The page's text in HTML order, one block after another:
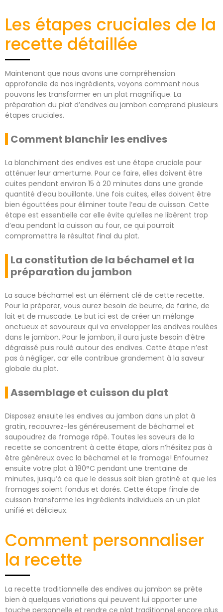
Les étapes cruciales de la
recette détaillée
Maintenant que nous avons une compréhension
approfondie de nos ingrédients, voyons comment nous
pouvons les transformer en un plat magnifique. La
préparation du plat d’endives au jambon comprend plusieurs
étapes cruciales.
Comment blanchir les endives
La blanchiment des endives est une étape cruciale pour
atténuer leur amertume. Pour ce faire, elles doivent être
cuites pendant environ 15 à 20 minutes dans une grande
quantité d’eau bouillante. Une fois cuites, elles doivent être
bien égouttées pour éliminer toute l’eau de cuisson. Cette
étape est essentielle car elle évite qu’elles ne libèrent trop
d’eau pendant la cuisson au four, ce qui pourrait
compromettre le résultat final du plat.
La constitution de la béchamel et la
préparation du jambon
La sauce béchamel est un élément clé de cette recette.
Pour la préparer, vous aurez besoin de beurre, de farine, de
lait et de muscade. Le but ici est de créer un mélange
onctueux et savoureux qui va envelopper les endives roulées
dans le jambon. Pour le jambon, il aura juste besoin d’être
dégraissé puis roulé autour des endives. Cette étape n’est
pas à négliger, car elle contribue grandement à la saveur
globale du plat.
Assemblage et cuisson du plat
Disposez ensuite les endives au jambon dans un plat à
gratin, recouvrez-les généreusement de béchamel et
saupoudrez de fromage râpé. Toutes les saveurs de la
recette se concentrent à cette étape, alors n’hésitez pas à
être généreux avec la béchamel et le fromage! Enfournez
ensuite votre plat à 180°C pendant une trentaine de
minutes, jusqu’à ce que le dessus soit bien gratiné et que les
fromages soient fondus et dorés. Cette étape finale de
cuisson transforme les ingrédients individuels en un plat
unifié et délicieux.
Comment personnaliser
la recette
La recette traditionnelle des endives au jambon se prête
bien à quelques variations qui peuvent lui apporter une
touche personnelle et rendre ce plat traditionnel encore plus